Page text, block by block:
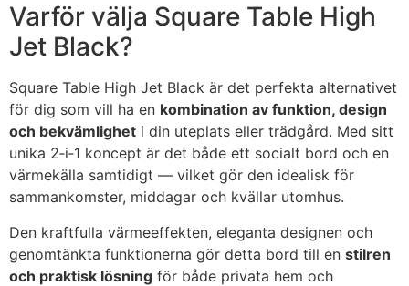
Varför välja Square Table High
Jet Black?
Square Table High Jet Black är det perfekta alternativet
för dig som vill ha en kombination av funktion, design
och bekvämlighet i din uteplats eller trädgård. Med sitt
unika 2‑i‑1 koncept är det både ett socialt bord och en
värmekälla samtidigt — vilket gör den idealisk för
sammankomster, middagar och kvällar utomhus.
Den kraftfulla värmeeffekten, eleganta designen och
genomtänkta funktionerna gör detta bord till en stilren
och praktisk lösning för både privata hem och